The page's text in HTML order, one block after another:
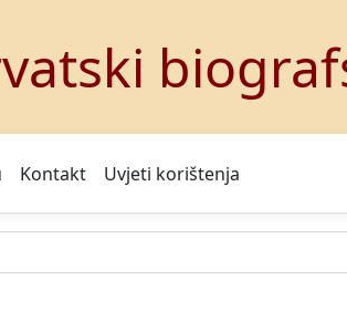
Kontakt Uvjeti korištenja